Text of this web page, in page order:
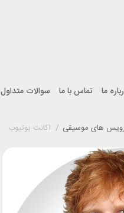
ما تماس با ما سوالات متداول
های موسیقی / اکانت یوتیوب